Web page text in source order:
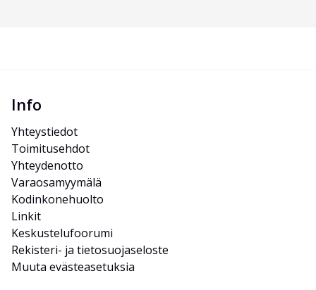
Info
Yhteystiedot
Toimitusehdot
Yhteydenotto
Varaosamyymälä
Kodinkonehuolto
Linkit
Keskustelufoorumi
Rekisteri- ja tietosuojaseloste
Muuta evästeasetuksia